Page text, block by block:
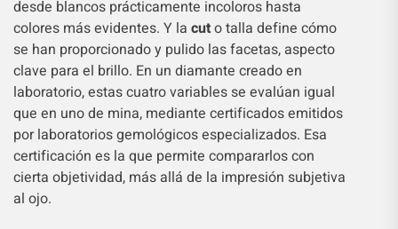
desde blancos prácticamente incoloros hasta
colores más evidentes. Y la cuto talla define cómo
se han proporcionado y pulido las facetas, aspecto
clave para el brillo. En un diamante creado en
laboratorio, estas cuatro variables se evalúan igual
que en uno de mina, mediante certificados emitidos
por laboratorios gemológicos especializados. Esa
certificación es la que permite compararlos con
cierta objetividad, más allá de la impresión subjetiva
al ojo.